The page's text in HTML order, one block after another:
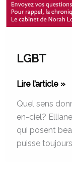
LGBT
Lire l’article »
Quel sens
en-ciel?
qui posent
puisse